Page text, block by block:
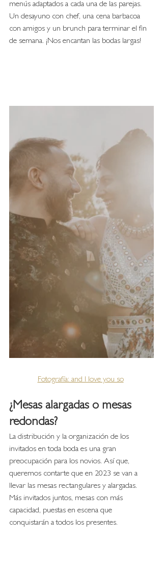
menús adaptados a cada una de las parejas.
Un desayuno con chef, una cena barbacoa
con amigos y un brunch para terminar el fin
de semana. ¡Nos encantan las bodas largas!
Fotografía: and I love you so
¿Mesas alargadas o mesas
redondas?
La distribución y la organización de los
invitados en toda boda es una gran
preocupación para los novios. Así que,
queremos contarte que en 2023 se van a
llevar las mesas rectangulares y alargadas.
Más invitados juntos, mesas con más
capacidad, puestas en escena que
conquistarán a todos los presentes.